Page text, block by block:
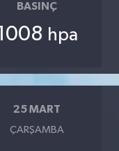
BASINÇ
hpa
25 MART
ÇARŞAMBA